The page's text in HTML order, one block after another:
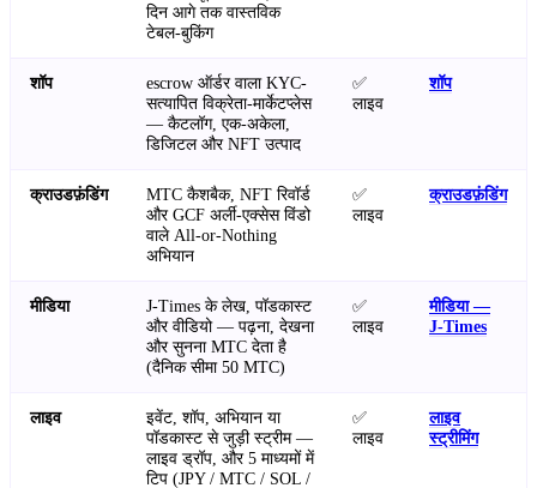
दिन आगे तक वास्तविक
टेबल-बुकिंग
शॉप
escrow ऑर्डर वाला KYC-
सत्यापित विक्रेता-मार्केटप्लेस
— कैटलॉग, एक-अकेला,
डिजिटल और NFT उत्पाद
✅
लाइव
शॉप
क्राउडफ़ंडिंग
MTC कैशबैक, NFT रिवॉर्ड
और GCF अर्ली-एक्सेस विंडो
वाले All-or-Nothing
अभियान
✅
लाइव
क्राउडफ़ंडिंग
मीडिया
J-Times के लेख, पॉडकास्ट
और वीडियो — पढ़ना, देखना
और सुनना MTC देता है
(दैनिक सीमा 50 MTC)
✅
लाइव
मीडिया —
J-Times
लाइव
इवेंट, शॉप, अभियान या
पॉडकास्ट से जुड़ी स्ट्रीम —
लाइव ड्रॉप, और 5 माध्यमों में
टिप (JPY / MTC / SOL /
✅
लाइव
लाइव
स्ट्रीमिंग